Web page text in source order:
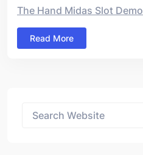
The Hand Midas Slot Demo
Read More